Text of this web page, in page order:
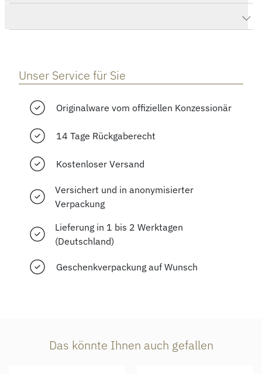
Unser Service für Sie
Originalware vom offiziellen Konzessionär
14 Tage Rückgaberecht
Kostenloser Versand
Versichert und in anonymisierter
Verpackung
Lieferung in 1 bis 2 Werktagen
(Deutschland)
Geschenkverpackung auf Wunsch
Das könnte Ihnen auch gefallen